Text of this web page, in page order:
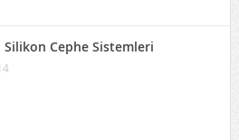
Cephe Sistemleri